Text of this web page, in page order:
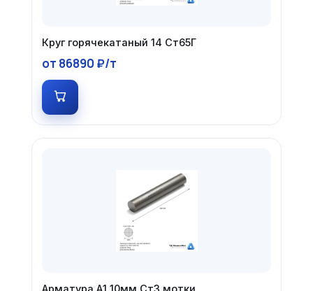
Круг горячекатаный 14 Ст65Г
от 86890 ₽/т
Арматура А1 10мм Ст3 мотки